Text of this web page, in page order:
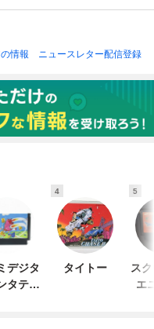
情報
ニュースレター配信登録
デジタ
タテイ
4
タイトー
5
ス
エ